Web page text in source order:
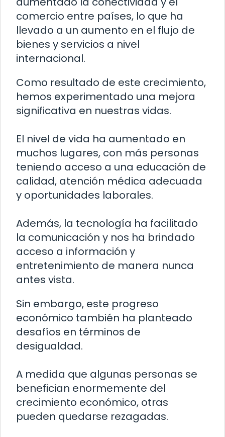
comercio entre países, lo que ha
llevado a un aumento en el flujo de
bienes y servicios a nivel
internacional.
Como resultado de este crecimiento,
hemos experimentado una mejora
significativa en nuestras vidas.
El nivel de vida ha aumentado en
muchos lugares, con más personas
teniendo acceso a una educación de
calidad, atención médica adecuada
y oportunidades laborales.
Además, la tecnología ha facilitado
la comunicación y nos ha brindado
acceso a información y
entretenimiento de manera nunca
antes vista.
Sin embargo, este progreso
económico también ha planteado
desafíos en términos de
desigualdad.
A medida que algunas personas se
benefician enormemente del
crecimiento económico, otras
pueden quedarse rezagadas.